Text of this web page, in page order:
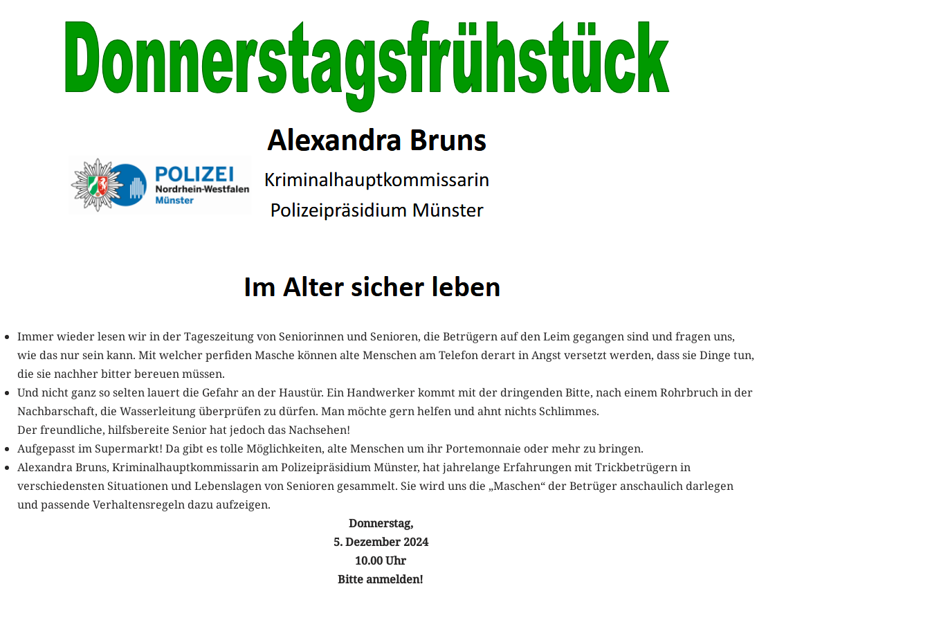
Immer wieder lesen wir in der Tageszeitung von Seniorinnen und Senioren, die Betrügern auf den Leim gegangen sind und fragen uns,
wie das nur sein kann. Mit welcher perfiden Masche können alte Menschen am Telefon derart in Angst versetzt werden, dass sie Dinge tun,
die sie nachher bitter bereuen müssen.
Und nicht ganz so selten lauert die Gefahr an der Haustür. Ein Handwerker kommt mit der dringenden Bitte, nach einem Rohrbruch in der
Nachbarschaft, die Wasserleitung überprüfen zu dürfen. Man möchte gern helfen und ahnt nichts Schlimmes.
Der freundliche, hilfsbereite Senior hat jedoch das Nachsehen!
Aufgepasst im Supermarkt! Da gibt es tolle Möglichkeiten, alte Menschen um ihr Portemonnaie oder mehr zu bringen.
Alexandra Bruns, Kriminalhauptkommissarin am Polizeipräsidium Münster, hat jahrelange Erfahrungen mit Trickbetrügern in
verschiedensten Situationen und Lebenslagen von Senioren gesammelt. Sie wird uns die „Maschen“ der Betrüger anschaulich darlegen
und passende Verhaltensregeln dazu aufzeigen.
Donnerstag,
5. Dezember 2024
10.00 Uhr
Bitte anmelden!